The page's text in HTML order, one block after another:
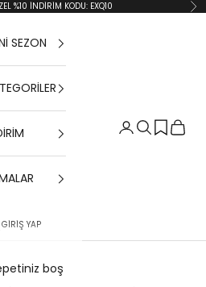
%10 İNDİRİM KODU: EXQ10
Giriş Yap
Ara Sepet
SEZON
GIRIŞ YAP
boş